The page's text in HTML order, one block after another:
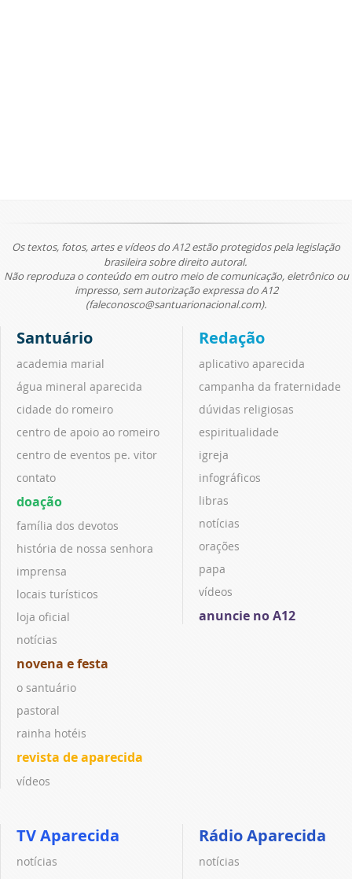
Os textos, fotos, artes e vídeos do A12 estão protegidos pela legislação
brasileira sobre direito autoral.
Não reproduza o conteúdo em outro meio de comunicação, eletrônico ou
impresso, sem autorização expressa do A12
(faleconosco@santuarionacional.com).
Santuário
academia marial
água mineral aparecida
cidade do romeiro
centro de apoio ao romeiro
centro de eventos pe. vitor
contato
doação
família dos devotos
história de nossa senhora
imprensa
locais turísticos
loja oficial
notícias
novena e festa
o santuário
pastoral
rainha hotéis
revista de aparecida
vídeos
Redação
aplicativo aparecida
campanha da fraternidade
dúvidas religiosas
espiritualidade
igreja
infográficos
libras
notícias
orações
papa
vídeos
anuncie no A12
TV Aparecida
notícias
Rádio Aparecida
notícias